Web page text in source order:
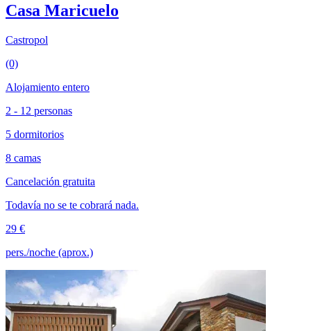
Casa Maricuelo
Castropol
(0)
Alojamiento entero
2 - 12 personas
5 dormitorios
8 camas
Cancelación gratuita
Todavía no se te cobrará nada.
29 €
pers./noche (aprox.)